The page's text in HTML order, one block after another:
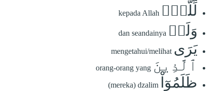
لِّلَّهِۗ kepada Allah
وَلَوۡ dan seandainya
يَرَى mengetahui/melihat
ٱلَّذِينَ orang-orang yang
ظَلَمُوٓاْ (mereka) dzalim